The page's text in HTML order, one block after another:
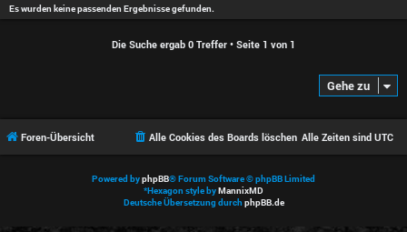
Es wurden keine passenden Ergebnisse gefunden.
Die Suche ergab 0 Treffer • Seite 1 von 1
Gehe zu
Foren-Übersicht Alle Zeiten sind UTC
Alle Cookies des Boards löschen
Powered byphpBB® Forum Software © phpBB Limited
*Hexagon style byMannixMD
Deutsche Übersetzung durchphpBB.de